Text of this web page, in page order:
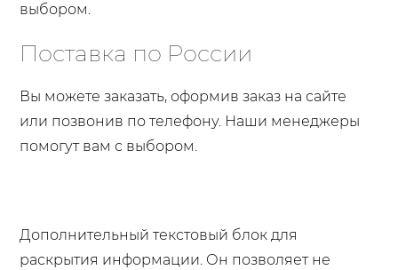
выбором.
Поставка по России
Вы можете заказать, оформив заказ на сайте
или позвонив по телефону. Наши менеджеры
помогут вам с выбором.
Дополнительный текстовый блок для
раскрытия информации. Он позволяет не